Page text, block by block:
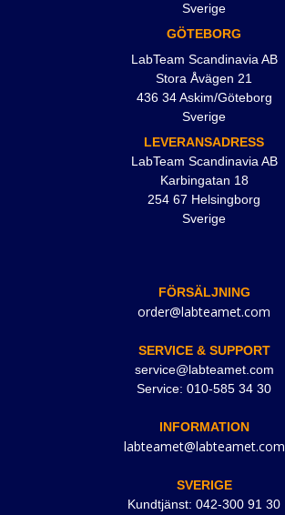
Sverige
GÖTEBORG
LabTeam Scandinavia AB
Stora Åvägen 21
436 34 Askim/Göteborg
Sverige
LEVERANSADRESS
LabTeam Scandinavia AB
Karbingatan 18
254 67 Helsingborg
Sverige
FÖRSÄLJNING
order@labteamet.com
SERVICE & SUPPORT
service@labteamet.com
Service: 010-585 34 30
INFORMATION
labteamet@labteamet.com
SVERIGE
Kundtjänst: 042-300 91 30